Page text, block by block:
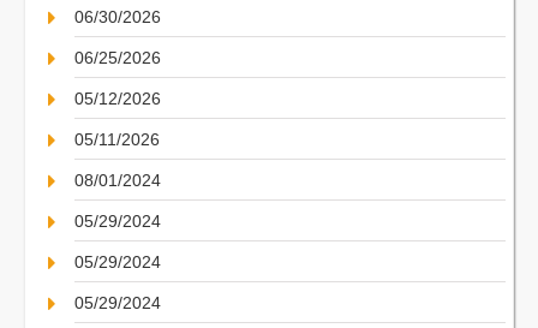
06/30/2026
06/25/2026
05/12/2026
05/11/2026
08/01/2024
05/29/2024
05/29/2024
05/29/2024